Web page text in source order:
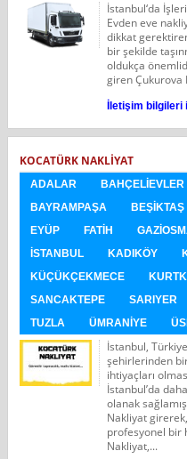
İstanbul‘da
Evden eve
dikkat
bir şekilde
oldukça
giren Çukurova
İletişim bilgileri
KOCATÜRK NAKLIYAT
ADALAR BAHÇELIEVLER
BAYRAMPAŞA
BEŞIKTAŞ
EYÜP
FATIH
İSTANBUL
KADIKÖY
KÜÇÜKÇEKMECE
SANCAKTEPE
SARIYER
TUZLA
ÜMRANIYE
İstanbul,
şehirlerinden
ihtiyaçları
İstanbul’da
olanak
Nakliyat
profesyonel bir
Nakliyat,...